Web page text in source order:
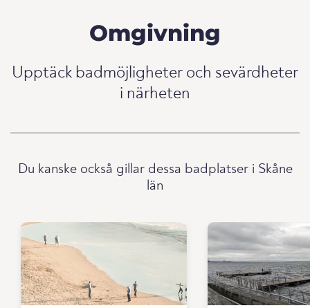
Omgivning
Upptäck badmöjligheter och sevärdheter
i närheten
Du kanske också gillar dessa badplatser i Skåne
län